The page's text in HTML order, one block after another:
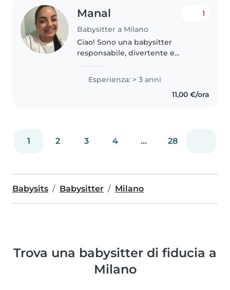
Manal
Babysitter a Milano
1
Ciao! Sono una babysitter
responsabile, divertente e
anche famigliare con bambini di
tutte le età. Parlo italiano,
spagnolo e arabo. Ho esperienza..
Esperienza: > 3 anni
11,00 €/ora
1 2 3 4 ... 28
Babysits Babysitter Milano
Trova una babysitter di fiducia a
Milano